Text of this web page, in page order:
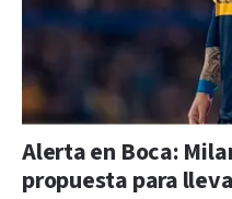
Alerta en Boca:
propuesta para